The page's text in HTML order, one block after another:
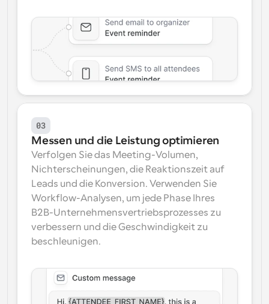
03
Messen und die Leistung optimieren
Verfolgen Sie das Meeting-Volumen,
Nichterscheinungen, die Reaktionszeit auf
Leads und die Konversion. Verwenden Sie
Workflow-Analysen, um jede Phase Ihres
B2B-Unternehmensvertriebsprozesses zu
verbessern und die Geschwindigkeit zu
beschleunigen.